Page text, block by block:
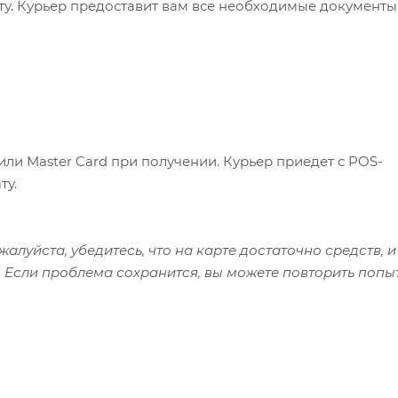
Курьер предоставит вам все необходимые
Master Card при получении. Курьер приедет с POS-
убедитесь, что на карте достаточно средств, и
проблема сохранится, вы можете повторить